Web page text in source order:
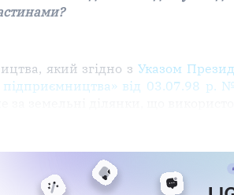
який згідно з Указом
підприємництва» від 03.07.98 р.